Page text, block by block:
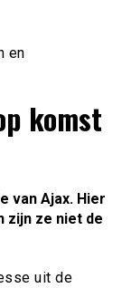
en
komst
van Ajax. Hier
zijn ze niet de
uit de